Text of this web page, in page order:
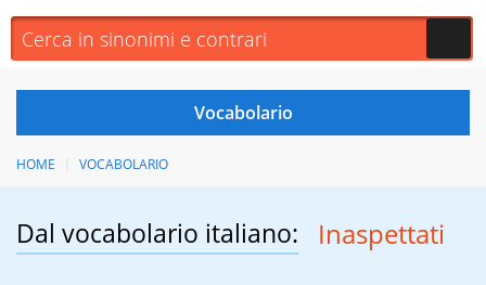
HOME VOCABOLARIO
Dal vocabolario italiano: Inaspettati